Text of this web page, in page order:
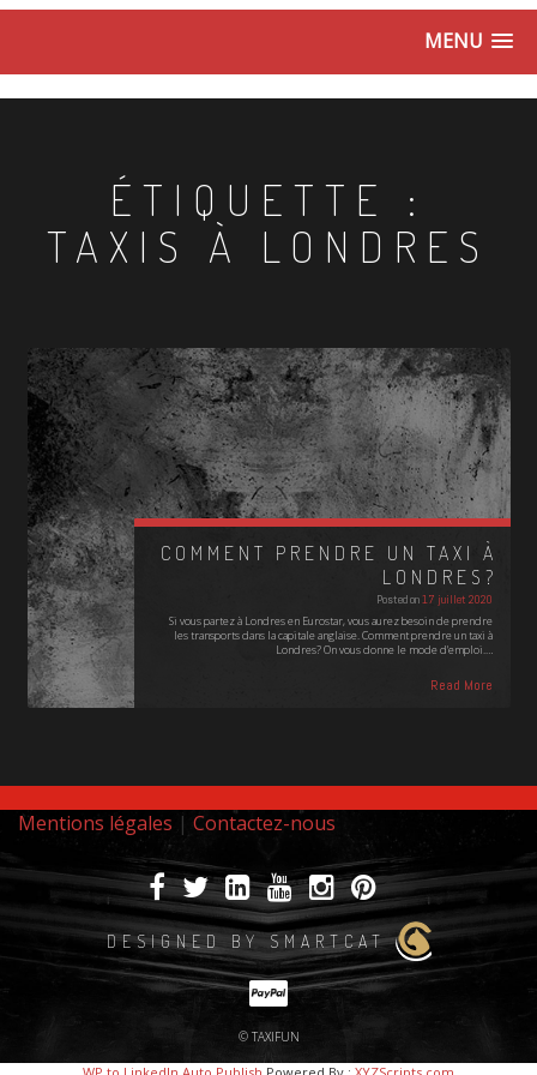
MENU
ÉTIQUETTE :
TAXIS À LONDRES
COMMENT PRENDRE UN TAXI À
LONDRES?
Posted on17 juillet 2020
Si vous partez à Londres en Eurostar, vous aurez besoin de prendre
les transports dans la capitale anglaise. Comment prendre un taxi à
Londres? On vous donne le mode d'emploi.…
Read More
Mentions légales | Contactez-nous
DESIGNED BY SMARTCAT
© TAXIFUN